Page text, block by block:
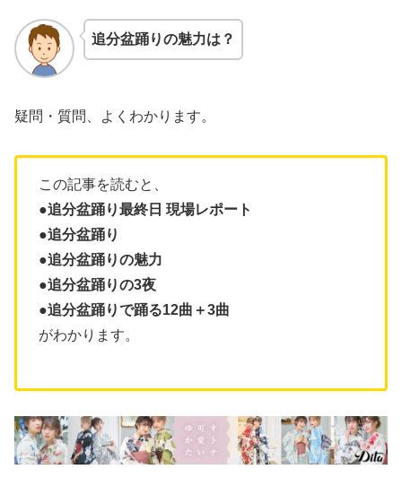
追分盆踊りの魅力は？
疑問・質問、よくわかります。
この記事を読むと、
●追分盆踊り最終日 現場レポート
●追分盆踊り
●追分盆踊りの魅力
●追分盆踊りの3夜
●追分盆踊りで踊る12曲＋3曲
がわかります。